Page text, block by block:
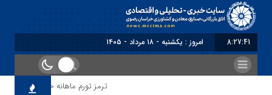
8:27:41 امروز : یکشنبه - ۱۸ مرداد - ۱۴۰۵
ترمز تورم ماهانه خراسان رضوی